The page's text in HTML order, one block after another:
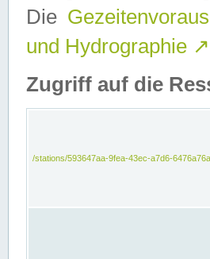
Die
und Hydrographie ↗
Zugriff auf die
/stations/593647aa-9fea-43ec-a7d6-